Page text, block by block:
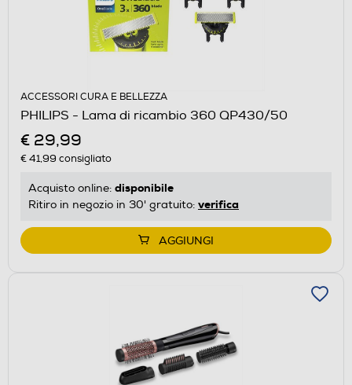
ACCESSORI CURA E BELLEZZA
PHILIPS - Lama di ricambio 360 QP430/50
€ 29,99
€ 41,99 consigliato
Acquisto online: disponibile
Ritiro in negozio in 30' gratuito: verifica
AGGIUNGI